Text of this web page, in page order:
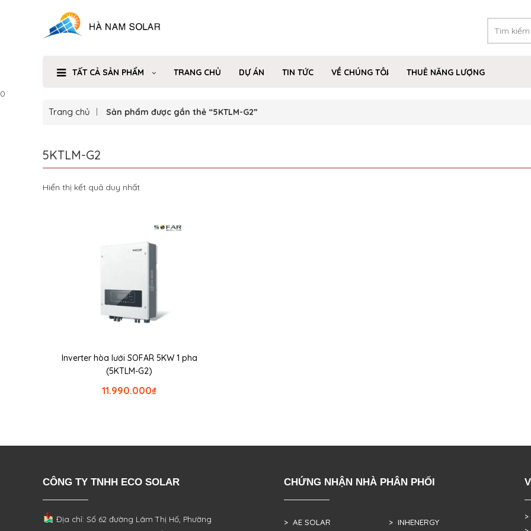
TẤT CẢ SẢN PHẨM TRANG CHỦ DỰ ÁN TIN TỨC VỀ CHÚNG TÔI
THUÊ NĂNG LƯỢNG
0
Trang chủ Sản phẩm được gắn thẻ “5KTLM-G2”
5KTLM-G2
Hiển thị kết quả duy nhất
Inverter hòa lưới SOFAR 5KW 1 pha
(5KTLM-G2)
₫
11.990.000
CÔNG TY TNHH ECO SOLAR
Địa chỉ: Số 62 đường Lâm Thị Hố, Phường
CHỨNG NHẬN NHÀ PHÂN PHỐI
> AE SOLAR > INHENERGY
>